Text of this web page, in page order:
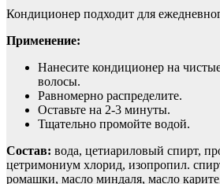
Кондиционер подходит для
Применение:
Нанесите кондиционер на
волосы.
Равномерно распределите.
Оставьте на 2-3 минуты.
Тщательно промойте водой.
Состав: вода, цетиариловый спирт,
цетримониум хлорид, изопропил.
ромашки, масло миндаля, масло